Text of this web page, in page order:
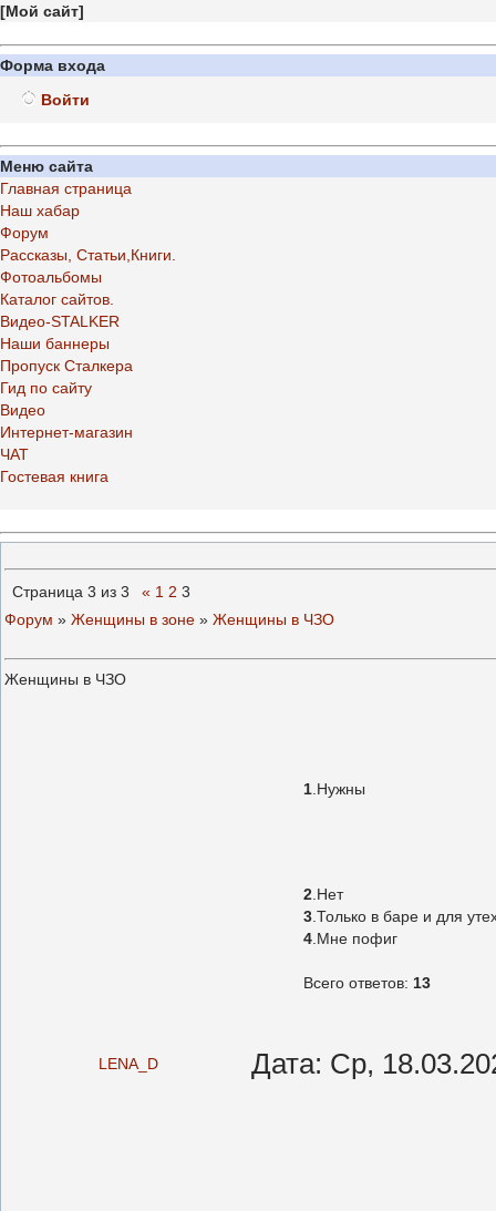
[Мой сайт]
Форма входа
Войти
Меню сайта
Главная страница
Наш хабар
Форум
Рассказы, Статьи,Книги.
Фотоальбомы
Каталог сайтов.
Видео-STALKER
Наши баннеры
Пропуск Сталкера
Гид по сайту
Видео
Интернет-магазин
ЧАТ
Гостевая книга
Страница 3 из 3 « 1 2 3
Форум » Женщины в зоне » Женщины в ЧЗО
Женщины в ЧЗО
1 Нужны
2 Нет
3 Только в баре и для
4 Мне пофиг
Всего ответов: 13
LENA_D Дата: Ср,